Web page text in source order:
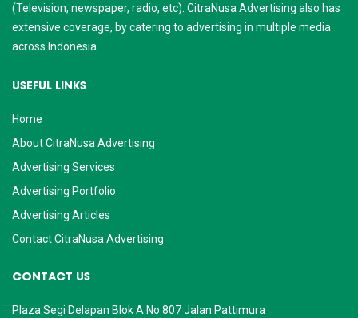
(Television, newspaper, radio, etc). CitraNusa Advertising also has
extensive coverage, by catering to advertising in multiple media
across Indonesia.
USEFUL LINKS
Home
About CitraNusa Advertising
Advertising Services
Advertising Portfolio
Advertising Articles
Contact CitraNusa Advertising
CONTACT US
Plaza Segi Delapan Blok A No 807 Jalan Pattimura